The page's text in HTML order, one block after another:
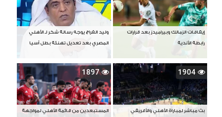
إيقافات الزمالك وبيراميدز بعد قرارات
رابطة الأندية
وليد الفراج يوجه رسالة شكر لـ الأهلي
المصري بعد تعديل تهنئة بطل آسيا
1904
بث مباشر لمباراة الأهلي والأفريقي
1897
المستبعدين من قائمة الأهلي لمواجهة